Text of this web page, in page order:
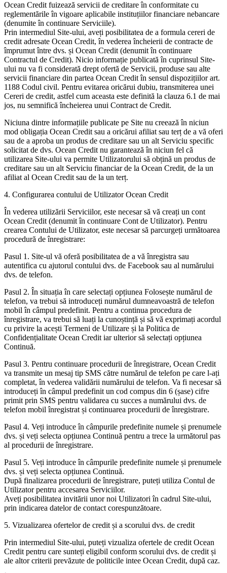
Ocean Credit fuizează servicii de creditare în conformitate cu
reglementările în vigoare aplicabile instituțiilor financiare nebancare
(denumite în continuare Serviciile).
Prin intermediul Site-ului, aveți posibilitatea de a formula cereri de
credit adresate Ocean Credit, în vederea încheierii de contracte de
împrumut între dvs. și Ocean Credit (denumit în continuare
Contractul de Credit). Nicio informație publicată în cuprinsul Site-
ului nu va fi considerată drept ofertă de Servicii, produse sau alte
servicii financiare din partea Ocean Credit în sensul dispozițiilor art.
1188 Codul civil. Pentru evitarea oricărui dubiu, transmiterea unei
Cereri de credit, astfel cum aceasta este definită la clauza 6.1 de mai
jos, nu semnifică încheierea unui Contract de Credit.
Niciuna dintre informațiile publicate pe Site nu creează în niciun
mod obligația Ocean Credit sau a oricărui afiliat sau terț de a vă oferi
sau de a aproba un produs de creditare sau un alt Serviciu specific
solicitat de dvs. Ocean Credit nu garantează în niciun fel că
utilizarea Site-ului va permite Utilizatorului să obțină un produs de
creditare sau un alt Serviciu financiar de la Ocean Credit, de la un
afiliat al Ocean Credit sau de la un terț.
4. Configurarea contului de Utilizator Ocean Credit
În vederea utilizării Serviciilor, este necesar să vă creați un cont
Ocean Credit (denumit în continuare Cont de Utilizator). Pentru
crearea Contului de Utilizator, este necesar să parcurgeți următoarea
procedură de înregistrare:
Pasul 1. Site-ul vă oferă posibilitatea de a vă înregistra sau
autentifica cu ajutorul contului dvs. de Facebook sau al numărului
dvs. de telefon.
Pasul 2. În situația în care selectați opțiunea Folosește numărul de
telefon, va trebui să introduceți numărul dumneavoastră de telefon
mobil în câmpul predefinit. Pentru a continua procedura de
înregistrare, va trebui să luați la cunoștință și să vă exprimați acordul
cu privire la acești Termeni de Utilizare și la Politica de
Confidențialitate Ocean Credit iar ulterior să selectați opțiunea
Continuă.
Pasul 3. Pentru continuare procedurii de înregistrare, Ocean Credit
va transmite un mesaj tip SMS către numărul de telefon pe care l-ați
completat, în vederea validării numărului de telefon. Va fi necesar să
introduceți în câmpul predefinit un cod compus din 6 (șase) cifre
primit prin SMS pentru validarea cu succes a numărului dvs. de
telefon mobil înregistrat și continuarea procedurii de înregistrare.
Pasul 4. Veți introduce în câmpurile predefinite numele și prenumele
dvs. și veți selecta opțiunea Continuă pentru a trece la următorul pas
al procedurii de înregistrare.
Pasul 5. Veți introduce în câmpurile predefinite numele și prenumele
dvs. și veți selecta opțiunea Continuă.
După finalizarea procedurii de înregistrare, puteți utiliza Contul de
Utilizator pentru accesarea Serviciilor.
Aveți posibilitatea invitării unor noi Utilizatori în cadrul Site-ului,
prin indicarea datelor de contact corespunzătoare.
5. Vizualizarea ofertelor de credit și a scorului dvs. de credit
Prin intermediul Site-ului, puteți vizualiza ofertele de credit Ocean
Credit pentru care sunteți eligibil conform scorului dvs. de credit și
ale altor criterii prevăzute de politicile intee Ocean Credit, după caz.